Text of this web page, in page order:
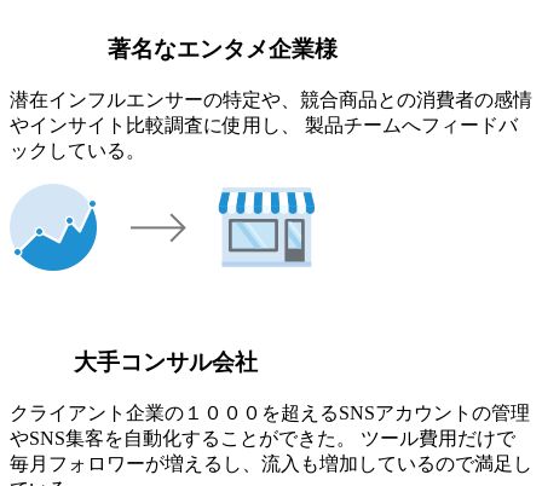
著名なエンタメ企業様
潜在インフルエンサーの特定や、競合商品との消費者の感情
やインサイト比較調査に使用し、 製品チームへフィードバ
ックしている。
大手コンサル会社
クライアント企業の１０００を超えるSNSアカウントの管理
やSNS集客を自動化することができた。 ツール費用だけで
毎月フォロワーが増えるし、流入も増加しているので満足し